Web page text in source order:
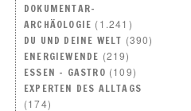
DOKUMENTAR-
ARCHÄOLOGIE (1.241)
DU UND DEINE WELT (390)
ENERGIEWENDE (219)
ESSEN – GASTRO (109)
EXPERTEN DES ALLTAGS
(174)